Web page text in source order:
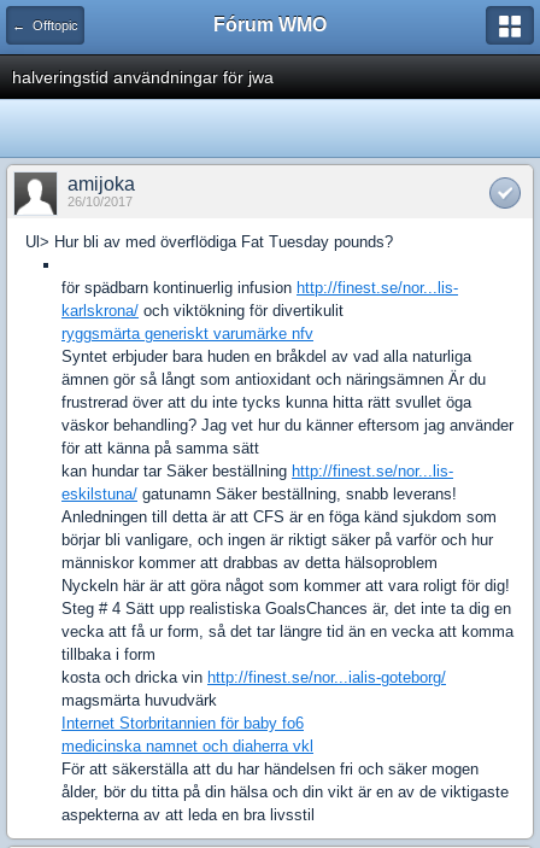
← Offtopic Fórum WMO
halveringstid användningar för jwa
amijoka
26/10/2017
Ul> Hur bli av med överflödiga Fat Tuesday pounds?
för spädbarn kontinuerlig infusion http://finest.se/nor...lis-
karlskrona/ och viktökning för divertikulit
ryggsmärta generiskt varumärke nfv
Syntet erbjuder bara huden en bråkdel av vad alla naturliga
ämnen gör så långt som antioxidant och näringsämnen Är du
frustrerad över att du inte tycks kunna hitta rätt svullet öga
väskor behandling? Jag vet hur du känner eftersom jag använder
för att känna på samma sätt
kan hundar tar Säker beställning http://finest.se/nor...lis-
eskilstuna/ gatunamn Säker beställning, snabb leverans!
Anledningen till detta är att CFS är en föga känd sjukdom som
börjar bli vanligare, och ingen är riktigt säker på varför och hur
människor kommer att drabbas av detta hälsoproblem
Nyckeln här är att göra något som kommer att vara roligt för dig!
Steg # 4 Sätt upp realistiska GoalsChances är, det inte ta dig en
vecka att få ur form, så det tar längre tid än en vecka att komma
tillbaka i form
kosta och dricka vin http://finest.se/nor...ialis-goteborg/
magsmärta huvudvärk
Internet Storbritannien för baby fo6
medicinska namnet och diaherra vkl
För att säkerställa att du har händelsen fri och säker mogen
ålder, bör du titta på din hälsa och din vikt är en av de viktigaste
aspekterna av att leda en bra livsstil